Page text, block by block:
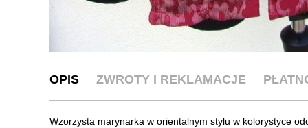
OPIS ZWROTY I REKLAMACJE
Wzorzysta marynarka w orientalnym stylu w kolorystyce